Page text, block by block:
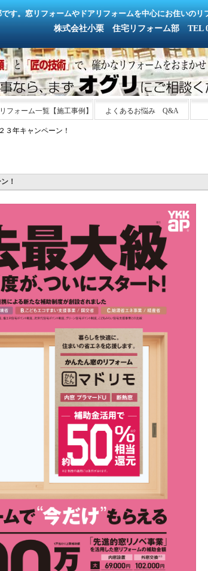
す。窓リフォームやドアリフォームを中心にお住いのリ
株式会社小栗 住宅リフォーム部 TEL
リフォーム一覧【施工事例】 よくあるお悩み Q&A
３年キャンペーン！
！